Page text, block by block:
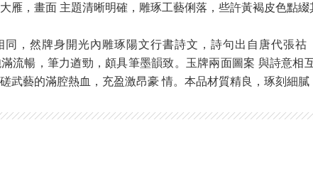
雁，畫面 主題清晰明確，雕琢工藝俐落，些許黃褐皮色點
同，然牌身開光內雕琢陽文行書詩文，詩句出自唐代張祜
流暢，筆力遒勁，頗具筆墨韻致。玉牌兩面圖案 與詩意相
武藝的滿腔熱血，充盈激昂豪 情。本品材質精良，琢刻細